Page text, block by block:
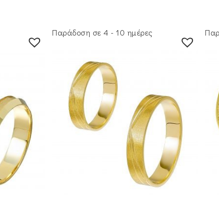
Παράδοση σε 4 - 10 ημέρες